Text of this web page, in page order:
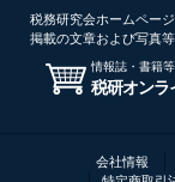
税務研究会ホームペー
掲載の文章および写真
情報誌・書籍
税研オンラ
会社情報